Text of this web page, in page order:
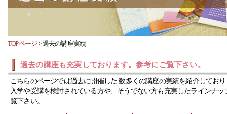
TOPページ>過去の講座実績
過去の講座も充実しております。参考にご覧下さい。
こちらのページでは過去に開催した 数多くの講座の実績を紹介してお
入学や受講を検討されている方や、そうでない方も充実したラインナッ
覧下さい。